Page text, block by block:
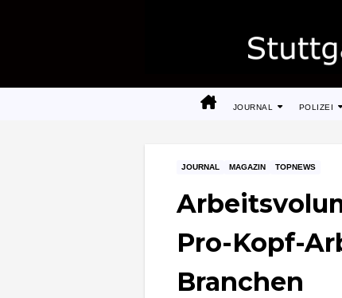
JOURNAL POLIZEI
JOURNAL MAGAZIN TOPNEWS
Pro-Kopf-
Branchen